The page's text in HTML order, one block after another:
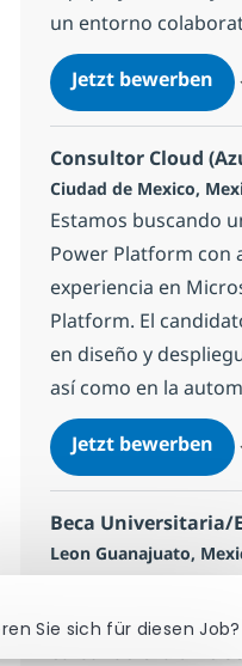
un entorno
Jetzt bewerben
Consultor Cloud
Standort
Ciudad de Mexico,
Estamos buscando
Power Platform con
experiencia en
Platform. El
en diseño y
así como en la
Jetzt bewerben
Beca Universitaria/
Standort
Leon Guanajuato,
Estamos buscando
unirse a nuestro
cursando el último
Sie sich für diesen Job?